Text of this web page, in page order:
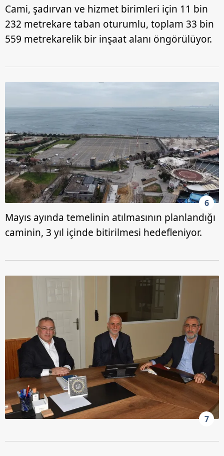
Cami, şadırvan ve hizmet birimleri için 11 bin
232 metrekare taban oturumlu, toplam 33 bin
559 metrekarelik bir inşaat alanı öngörülüyor.
6
Mayıs ayında temelinin atılmasının planlandığı
caminin, 3 yıl içinde bitirilmesi hedefleniyor.
7